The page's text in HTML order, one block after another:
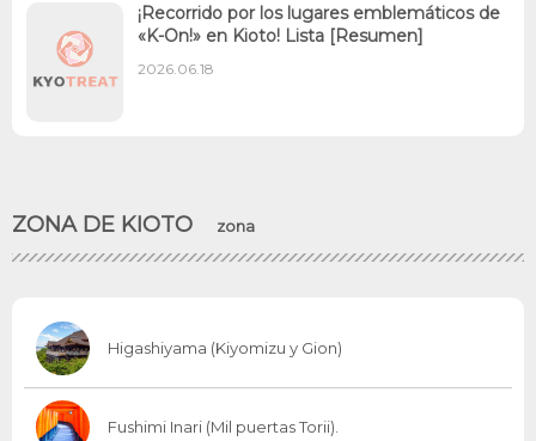
¡Recorrido por los lugares emblemáticos de
«K-On!» en Kioto! Lista [Resumen]
2026.06.18
ZONA DE KIOTO zona
Higashiyama (Kiyomizu y Gion)
Fushimi Inari (Mil puertas Torii).